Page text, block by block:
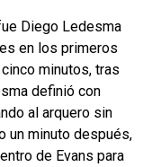
Diego Ledesma
en los primeros
minutos, tras
definió con
al arquero sin
un minuto después,
de Evans para